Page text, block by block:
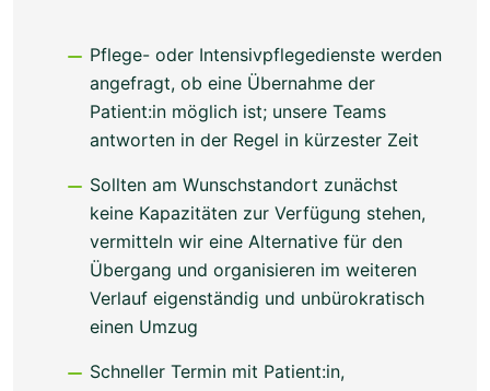
Pflege- oder Intensivpflegedienste werden
angefragt, ob eine Übernahme der
Patient:in möglich ist; unsere Teams
antworten in der Regel in kürzester Zeit
Sollten am Wunschstandort zunächst
keine Kapazitäten zur Verfügung stehen,
vermitteln wir eine Alternative für den
Übergang und organisieren im weiteren
Verlauf eigenständig und unbürokratisch
einen Umzug
Schneller Termin mit Patient:in,